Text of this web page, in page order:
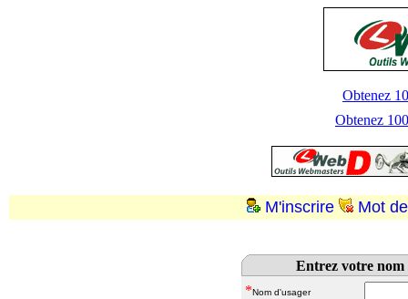
Obtenez
Obtenez
M'inscrire Mot
Entrez votre nom
*Nom d'usager